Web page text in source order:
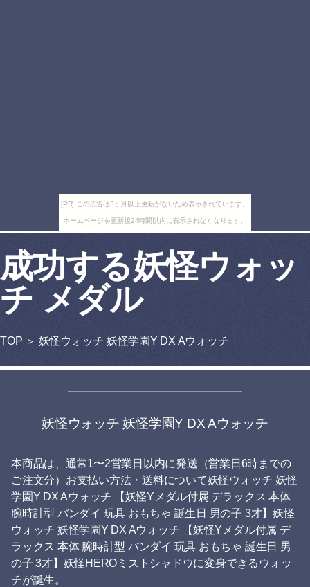
[PR] この広告は3ヶ月以上更新がないため表示されています。
ホームページを更新後24時間以内に表示されなくなります。
成功する妖怪ウォッ
チ メダル
TOP ＞ 妖怪ウォッチ 妖怪学園Y DX Aウォッチ
妖怪ウォッチ 妖怪学園Y DX Aウォッチ
本商品は、通常1〜2営業日以内に発送（営業日6時までの
ご注文分）お支払い方法・送料について妖怪ウォッチ 妖怪
学園Y DX Aウォッチ 【妖怪Yメダル付属 デラックス 本体
腕時計型 バンダイ 玩具 おもちゃ 誕生日 男の子 3才】妖怪
ウォッチ 妖怪学園Y DX Aウォッチ 【妖怪Yメダル付属 デ
ラックス 本体 腕時計型 バンダイ 玩具 おもちゃ 誕生日 男
の子 3才】妖怪HEROミストシャドウに変身できるウォッ
チが誕生。